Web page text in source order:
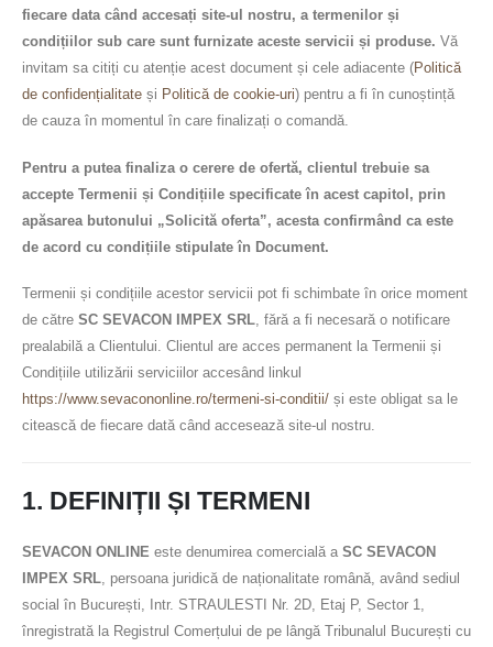
fiecare data când accesați site-ul nostru, a termenilor și
condițiilor sub care sunt furnizate aceste servicii și produse. Vă
invitam sa citiți cu atenție acest document și cele adiacente (Politică
de confidențialitate și Politică de cookie-uri) pentru a fi în cunoștință
de cauza în momentul în care finalizați o comandă.
Pentru a putea finaliza o cerere de ofertă, clientul trebuie sa
accepte Termenii și Condițiile specificate în acest capitol, prin
apăsarea butonului „Solicită oferta”, acesta confirmând ca este
de acord cu condițiile stipulate în Document.
Termenii și condițiile acestor servicii pot fi schimbate în orice moment
de către SC SEVACON IMPEX SRL, fără a fi necesară o notificare
prealabilă a Clientului. Clientul are acces permanent la Termenii și
Condițiile utilizării serviciilor accesând linkul
https://www.sevacononline.ro/termeni-si-conditii/ și este obligat sa le
citească de fiecare dată când accesează site-ul nostru.
1. DEFINIȚII ȘI TERMENI
SEVACON ONLINE este denumirea comercială a SC SEVACON
IMPEX SRL , persoana juridică de naționalitate română, având sediul
social în București, Intr. STRAULESTI Nr. 2D, Etaj P, Sector 1,
înregistrată la Registrul Comerțului de pe lângă Tribunalul București cu